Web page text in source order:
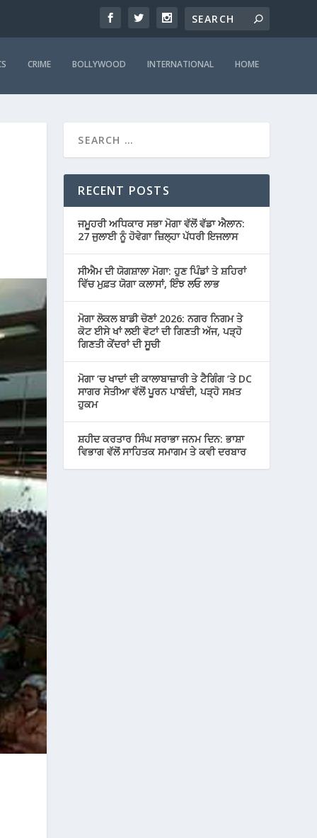
CRIME BOLLYWOOD INTERNATIONAL HOME
RECENT POSTS
ਜਮੂਹਰੀ ਅਧਿਕਾਰ ਸਭਾ ਮੋਗਾ ਵੱਲੋਂ ਵੱਡਾ ਐਲਾਨ:
27 ਜੁਲਾਈ ਨੂੰ ਹੋਵੇਗਾ ਜ਼ਿਲ੍ਹਾ ਪੱਧਰੀ ਇਜਲਾਸ
ਸੀਐਮ ਦੀ ਯੋਗਸ਼ਾਲਾ ਮੋਗਾ: ਹੁਣ ਪਿੰਡਾਂ ਤੇ ਸ਼ਹਿਰਾਂ
ਵਿੱਚ ਮੁਫ਼ਤ ਯੋਗਾ ਕਲਾਸਾਂ, ਇੰਝ ਲਓ ਲਾਭ
ਮੋਗਾ ਲੋਕਲ ਬਾਡੀ ਚੋਣਾਂ 2026: ਨਗਰ ਨਿਗਮ ਤੇ
ਕੋਟ ਈਸੇ ਖਾਂ ਲਈ ਵੋਟਾਂ ਦੀ ਗਿਣਤੀ ਅੱਜ, ਪੜ੍ਹੋ
ਗਿਣਤੀ ਕੇਂਦਰਾਂ ਦੀ ਸੂਚੀ
ਮੋਗਾ ‘ਚ ਖਾਦਾਂ ਦੀ ਕਾਲਾਬਾਜ਼ਾਰੀ ਤੇ ਟੈਗਿੰਗ ‘ਤੇ DC
ਸਾਗਰ ਸੇਤੀਆ ਵੱਲੋਂ ਪੂਰਨ ਪਾਬੰਦੀ, ਪੜ੍ਹੋ ਸਖ਼ਤ
ਹੁਕਮ
ਸ਼ਹੀਦ ਕਰਤਾਰ ਸਿੰਘ ਸਰਾਭਾ ਜਨਮ ਦਿਨ: ਭਾਸ਼ਾ
ਵਿਭਾਗ ਵੱਲੋਂ ਸਾਹਿਤਕ ਸਮਾਗਮ ਤੇ ਕਵੀ ਦਰਬਾਰ